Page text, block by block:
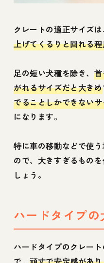
クレートの適正サイズ
上げてくるりと回れる
足の短い犬種を除き、
がれるサイズだと大きめ
でることしかできない
になります。
特に車の移動などで使
ので、大きすぎるもの
しょう。
ハードタイプの
ハードタイプのクレー